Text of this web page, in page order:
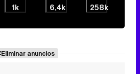
1k 6,4k 258k
Eliminar anuncios